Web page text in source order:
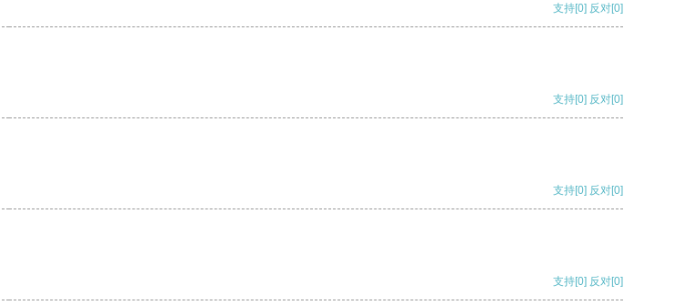
支持[0] 反对[0]
支持[0] 反对[0]
支持[0] 反对[0]
支持[0] 反对[0]